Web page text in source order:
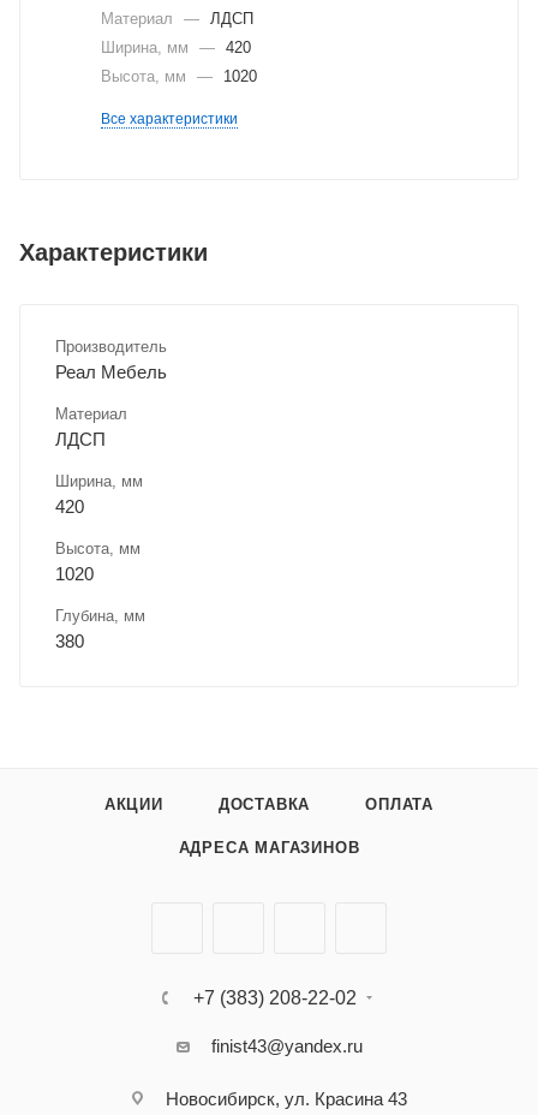
Материал
— ЛДСП
Ширина, мм
— 420
Высота, мм
— 1020
Все характеристики
Характеристики
Производитель
Реал Мебель
Материал
ЛДСП
Ширина, мм
420
Высота, мм
1020
Глубина, мм
380
АКЦИИ ДОСТАВКА ОПЛАТА
АДРЕСА МАГАЗИНОВ
+7 (383) 208-22-02
finist43@yandex.ru
Новосибирск, ул. Красина 43